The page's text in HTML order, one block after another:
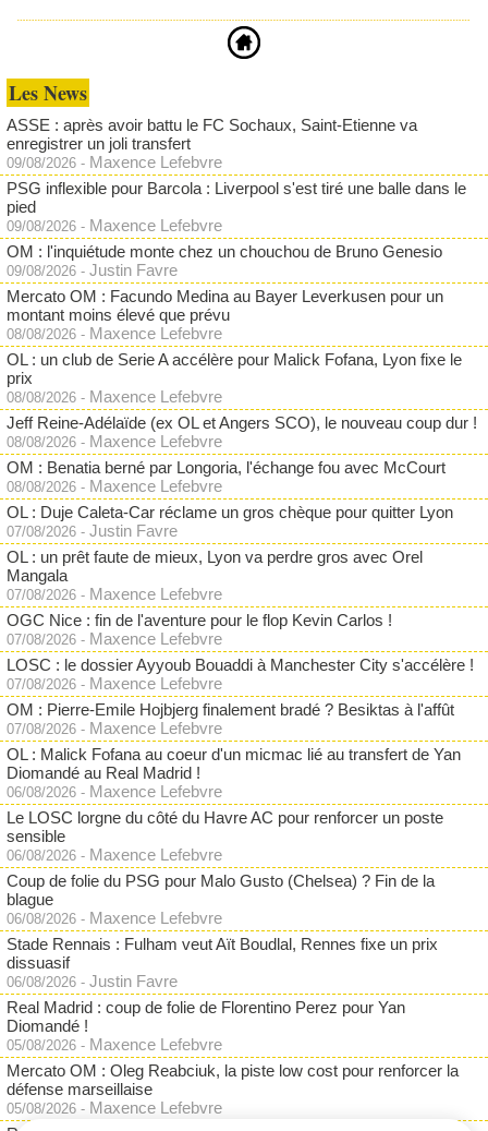
Les News
ASSE : après avoir battu le FC Sochaux, Saint-Etienne va
enregistrer un joli transfert
09/08/2026 - Maxence Lefebvre
PSG inflexible pour Barcola : Liverpool s'est tiré une balle dans le
pied
09/08/2026 - Maxence Lefebvre
OM : l'inquiétude monte chez un chouchou de Bruno Genesio
09/08/2026 - Justin Favre
Mercato OM : Facundo Medina au Bayer Leverkusen pour un
montant moins élevé que prévu
08/08/2026 - Maxence Lefebvre
OL : un club de Serie A accélère pour Malick Fofana, Lyon fixe le
prix
08/08/2026 - Maxence Lefebvre
Jeff Reine-Adélaïde (ex OL et Angers SCO), le nouveau coup dur !
08/08/2026 - Maxence Lefebvre
OM : Benatia berné par Longoria, l'échange fou avec McCourt
08/08/2026 - Maxence Lefebvre
OL : Duje Caleta-Car réclame un gros chèque pour quitter Lyon
07/08/2026 - Justin Favre
OL : un prêt faute de mieux, Lyon va perdre gros avec Orel
Mangala
07/08/2026 - Maxence Lefebvre
OGC Nice : fin de l'aventure pour le flop Kevin Carlos !
07/08/2026 - Maxence Lefebvre
LOSC : le dossier Ayyoub Bouaddi à Manchester City s'accélère !
07/08/2026 - Maxence Lefebvre
OM : Pierre-Emile Hojbjerg finalement bradé ? Besiktas à l'affût
07/08/2026 - Maxence Lefebvre
OL : Malick Fofana au coeur d'un micmac lié au transfert de Yan
Diomandé au Real Madrid !
06/08/2026 - Maxence Lefebvre
Le LOSC lorgne du côté du Havre AC pour renforcer un poste
sensible
06/08/2026 - Maxence Lefebvre
Coup de folie du PSG pour Malo Gusto (Chelsea) ? Fin de la
blague
06/08/2026 - Maxence Lefebvre
Stade Rennais : Fulham veut Aït Boudlal, Rennes fixe un prix
dissuasif
06/08/2026 - Justin Favre
Real Madrid : coup de folie de Florentino Perez pour Yan
Diomandé !
05/08/2026 - Maxence Lefebvre
Mercato OM : Oleg Reabciuk, la piste low cost pour renforcer la
défense marseillaise
05/08/2026 - Maxence Lefebvre